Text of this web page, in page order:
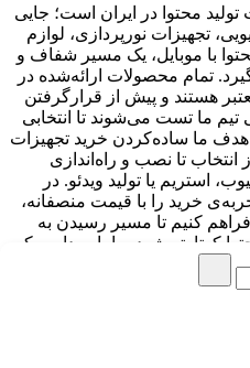
محتوا در ایران است؛ جایی
تجهیزات نورپردازی، لوازم
با موبایل، یک مسیر شفاف و
تمام محصولات ارائه‌شده در
هستند و پیش از قرارگرفتن
ما تست می‌شوند تا انتخابی
ما ساده‌کردن خرید تجهیزات
تا نصب و راه‌اندازی
استریم یا تولید ویدئو. در
خرید را با قیمت منصفانه،
کنیم تا مسیر رسیدن به
کوتاه‌تر شود. ما باور داریم که
حرفه‌ای است و مأموریت ما